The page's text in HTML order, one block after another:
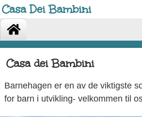
Casa Dei Bambini
Casa dei Bambini
Barnehagen er en av de viktigste
for barn i utvikling- velkommen til